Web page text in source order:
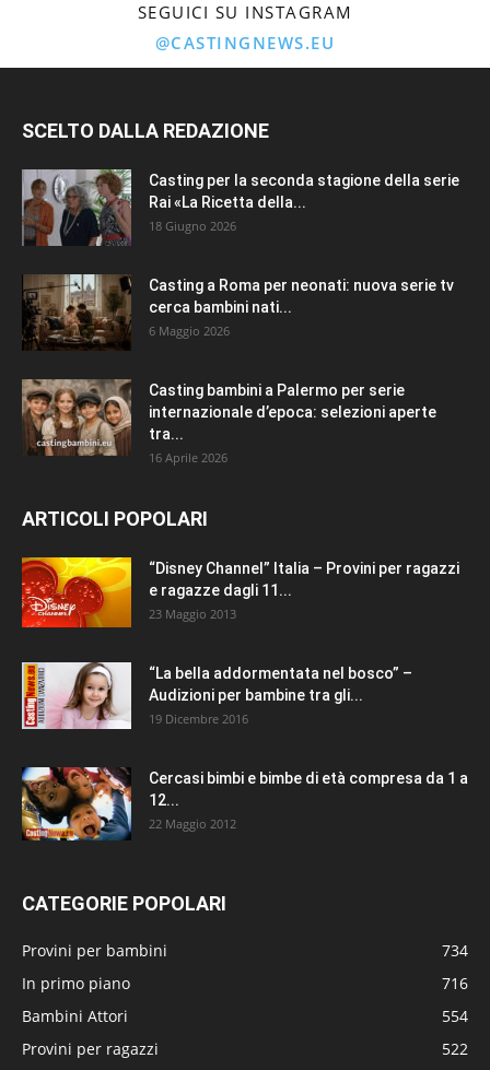
SEGUICI SU INSTAGRAM
@CASTINGNEWS.EU
SCELTO DALLA REDAZIONE
Casting per la seconda stagione della serie
Rai «La Ricetta della...
18 Giugno 2026
Casting a Roma per neonati: nuova serie tv
cerca bambini nati...
6 Maggio 2026
Casting bambini a Palermo per serie
internazionale d’epoca: selezioni aperte
tra...
16 Aprile 2026
ARTICOLI POPOLARI
“Disney Channel” Italia – Provini per ragazzi
e ragazze dagli 11...
23 Maggio 2013
“La bella addormentata nel bosco” –
Audizioni per bambine tra gli...
19 Dicembre 2016
Cercasi bimbi e bimbe di età compresa da 1 a
12...
22 Maggio 2012
CATEGORIE POPOLARI
Provini per bambini
734
In primo piano
716
Bambini Attori
554
Provini per ragazzi
522